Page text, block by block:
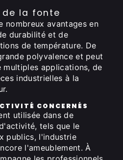
de la fonte
nombreux avantages en
durabilité et de
de température. De
polyvalence et peut
multiples applications, de
industrielles à la
CONCERNÉS
utilisée dans de
tels que le
publics, l'industrie
l'ameublement. À